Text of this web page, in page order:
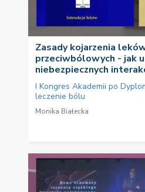
Zasady kojarzenia
przeciwbólowych - jak
niebezpiecznych
I Kongres Akademii po
leczenie bólu
Monika Białecka